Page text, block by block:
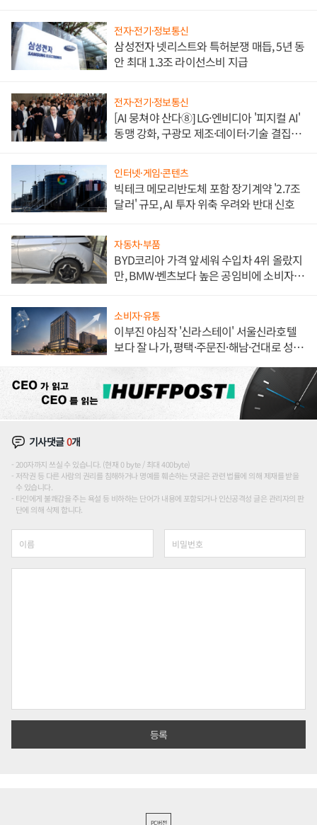
전자·전기·정보통신
삼성전자 넷리스트와 특허분쟁 매듭, 5년 동
안 최대 1.3조 라이선스비 지급
전자·전기·정보통신
[AI 뭉쳐야 산다⑧] LG·엔비디아 '피지컬 AI'
동맹 강화, 구광모 제조·데이터·기술 결집
인터넷·게임·콘텐츠
빅테크 메모리반도체 포함 장기계약 '2.7조
달러' 규모, AI 투자 위축 우려와 반대 신호
자동차·부품
BYD코리아 가격 앞세워 수입차 4위 올랐지
만, BMW·벤츠보다 높은 공임비에 소비자
소비자·유통
이부진 야심작 '신라스테이' 서울신라호텔
보다 잘 나가, 평택·주문진·해남·건대로 성
기사댓글0개
200자까지 쓰실 수 있습니다. (현재 0 byte / 최대 400byte)
저작권 등 다른 사람의 권리를 침해하거나 명예를 훼손하는 댓글은 관련 법률에 의해 제재를 받을
수 있습니다.
타인에게 불쾌감을 주는 욕설 등 비하하는 단어가 내용에 포함되거나 인신공격성 글은 관리자의 판
단에 의해 삭제 합니다.
PC버전